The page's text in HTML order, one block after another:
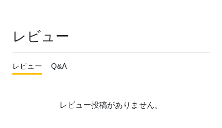
レビュー
レビュー Q&A
レビュー投稿がありません。